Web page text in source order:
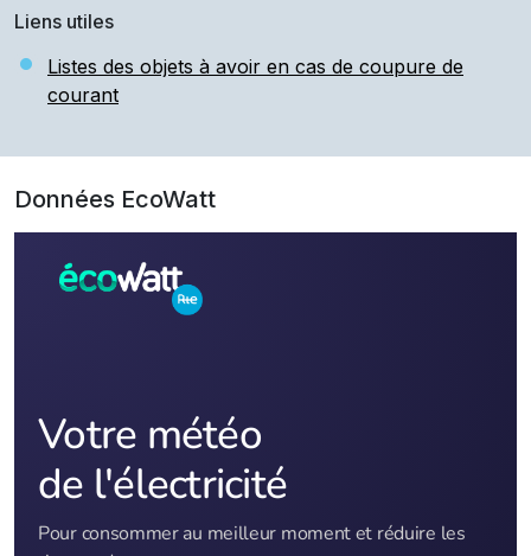
Liens utiles
Listes des objets à avoir en cas de coupure de
courant
Données EcoWatt